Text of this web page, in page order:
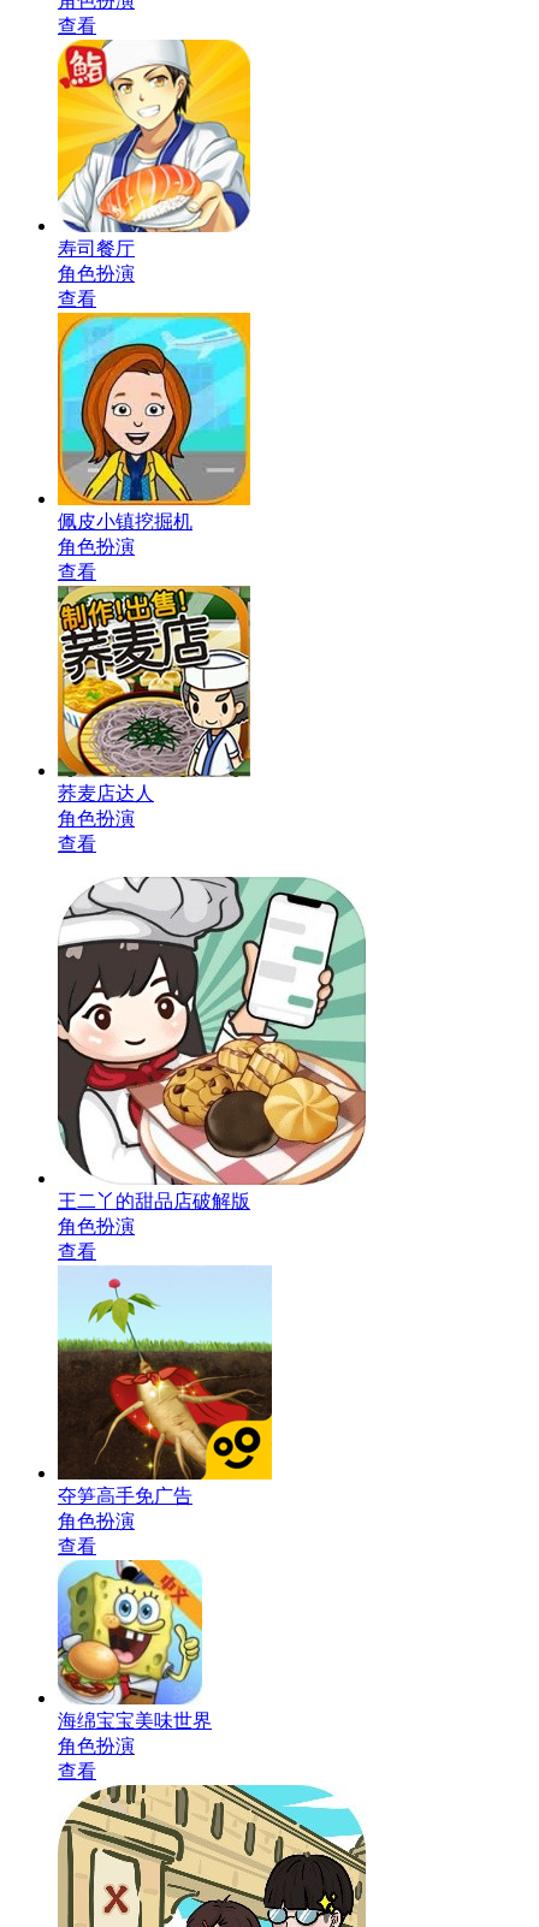
查看
寿司餐厅
角色扮演
查看
佩皮小镇挖掘机
角色扮演
查看
荞麦店达人
角色扮演
查看
王二丫的甜品店破解版
角色扮演
查看
夺笋高手免广告
角色扮演
查看
海绵宝宝美味世界
角色扮演
查看